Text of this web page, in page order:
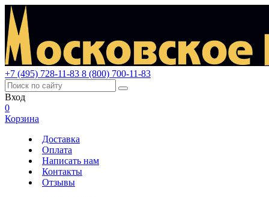
+7 (495) 728-11-83 8 (800) 700-11-83
Вход
0
Корзина
Доставка
Оплата
Написать нам
Контакты
Отзывы